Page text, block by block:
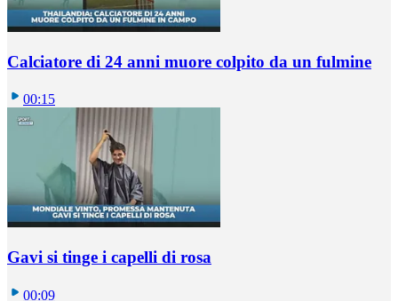
Calciatore di 24 anni muore colpito da un fulmine
00:15
Gavi si tinge i capelli di rosa
00:09